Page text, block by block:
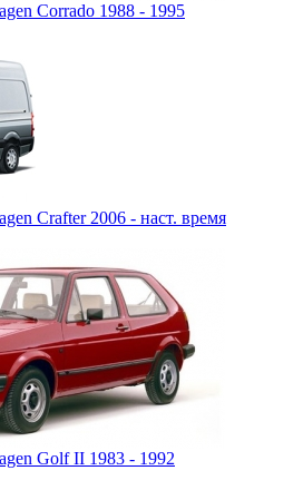
Corrado 1988 - 1995
Crafter 2006 - наст. время
Golf II 1983 - 1992